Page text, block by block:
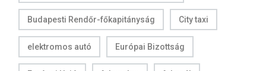
Budapesti Rendőr-főkapitányság City taxi
elektromos autó Európai Bizottság